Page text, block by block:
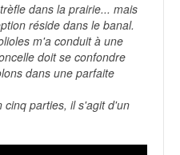
dans la prairie... mais
réside dans le banal.
m'a conduit à une
doit se confondre
dans une parfaite
cinq parties, il s'agit d'un